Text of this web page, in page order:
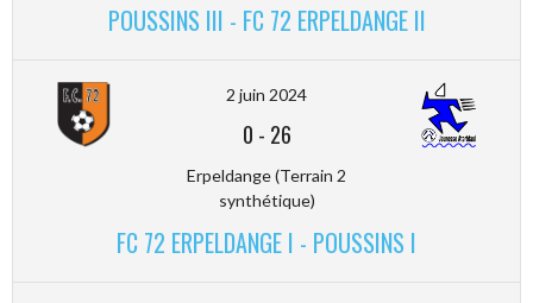
POUSSINS III - FC 72 ERPELDANGE II
2 juin 2024
0 - 26
Erpeldange (Terrain 2
synthétique)
FC 72 ERPELDANGE I - POUSSINS I